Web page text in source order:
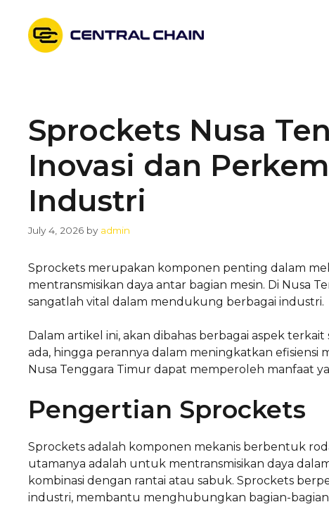
content
Sprockets Nusa
Inovasi dan
Industri
July 4, 2026 by admin
Sprockets merupakan komponen penting dalam
mentransmisikan daya antar bagian mesin. Di Nusa
sangatlah vital dalam mendukung berbagai industri.
Dalam artikel ini, akan dibahas berbagai aspek
ada, hingga perannya dalam meningkatkan
Nusa Tenggara Timur dapat memperoleh manfaat
Pengertian Sprockets
Sprockets adalah komponen mekanis berbentuk
utamanya adalah untuk mentransmisikan daya
kombinasi dengan rantai atau sabuk. Sprockets
industri, membantu menghubungkan bagian-